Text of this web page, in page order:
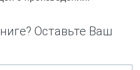
Оставьте Ваш